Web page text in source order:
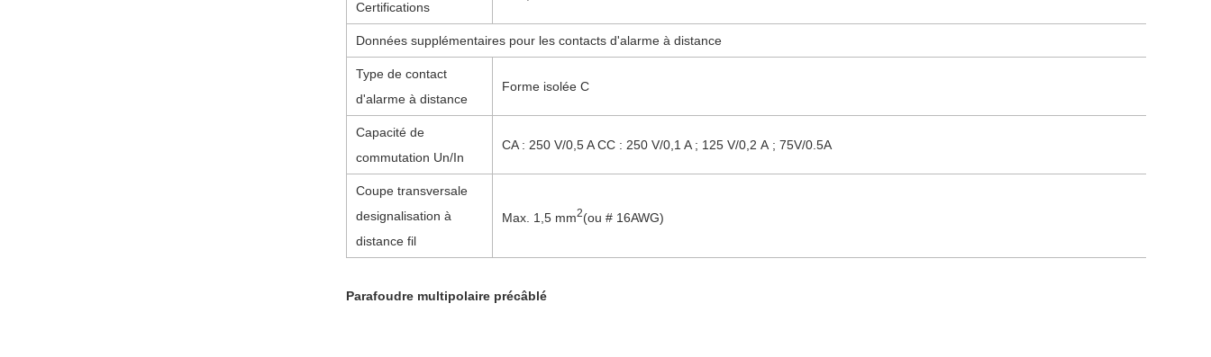
Certifications
Données supplémentaires pour les contacts d'alarme à distance
Type de contact
d'alarme à distance
Forme isolée C
Capacité de
commutation Un/In
CA : 250 V/0,5 A CC : 250 V/0,1 A ; 125 V/0,2 A ; 75V/0.5A
Coupe transversale
designalisation à
distance fil
Max. 1,5 mm2(ou # 16AWG)
Parafoudre multipolaire précâblé